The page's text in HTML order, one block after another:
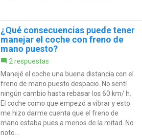
¿Qué consecuencias puede tener
manejar el coche con freno de
mano puesto?
2 respuestas
Manejé el coche una buena distancia con el
freno de mano puesto despacio. No sentí
ningún cambio hasta rebasar los 60 km/ h.
El coche como que empezó a vibrar y esto
me hizo darme cuenta que el freno de
mano estaba pues a menos de la mitad. No
noto...